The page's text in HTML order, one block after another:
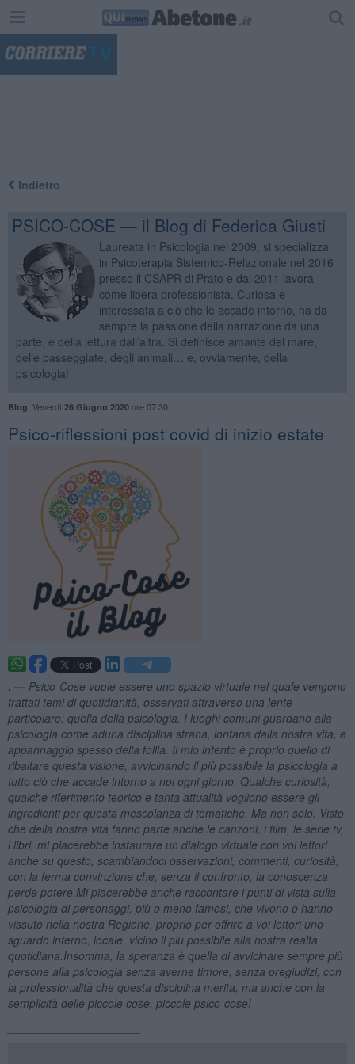
Indietro
PSICO-COSE — il Blog di Federica Giusti
Laureata in Psicologia nel 2009, si specializza
in Psicoterapia Sistemico-Relazionale nel 2016
presso il CSAPR di Prato e dal 2011 lavora
come libera professionista. Curiosa e
interessata a ciò che le accade intorno, ha da
sempre la passione della narrazione da una
parte, e della lettura dall’altra. Si definisce amante del mare,
delle passeggiate, degli animali… e, ovviamente, della
psicologia!
Blog Venerdì 26 Giugno 2020ore 07:30
Psico-riflessioni post covid di inizio estate
. — Psico-Cose vuole essere uno spazio virtuale nel quale vengono
trattati temi di quotidianità, osservati attraverso una lente
particolare: quella della psicologia. I luoghi comuni guardano alla
psicologia come aduna disciplina strana, lontana dalla nostra vita, e
appannaggio spesso della follia. Il mio intento è proprio quello di
ribaltare questa visione, avvicinando il più possibile la psicologia a
tutto ciò che accade intorno a noi ogni giorno. Qualche curiosità,
qualche riferimento teorico e tanta attualità vogliono essere gli
ingredienti per questa mescolanza di tematiche. Ma non solo. Visto
che della nostra vita fanno parte anche le canzoni, i film, le serie tv,
i libri, mi piacerebbe instaurare un dialogo virtuale con voi lettori
anche su questo, scambiandoci osservazioni, commenti, curiosità,
con la ferma convinzione che, senza il confronto, la conoscenza
perde potere.Mi piacerebbe anche raccontare i punti di vista sulla
psicologia di personaggi, più o meno famosi, che vivono o hanno
vissuto nella nostra Regione, proprio per offrire a voi lettori uno
sguardo interno, locale, vicino il più possibile alla nostra realtà
quotidiana.Insomma, la speranza è quella di avvicinare sempre più
persone alla psicologia senza averne timore, senza pregiudizi, con
la professionalità che questa disciplina merita, ma anche con la
semplicità delle piccole cose, piccole psico-cose!